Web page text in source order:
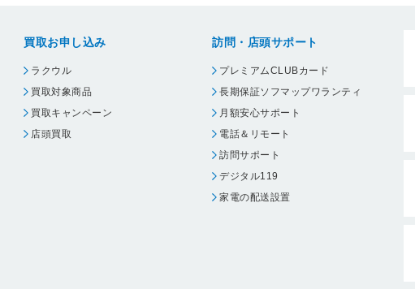
買取お申し込み
ラクウル
買取対象商品
買取キャンペーン
店頭買取
訪問・店頭サポート
プレミアムCLUBカード
長期保証ソフマップワランティ
月額安心サポート
電話＆リモート
訪問サポート
デジタル119
家電の配送設置